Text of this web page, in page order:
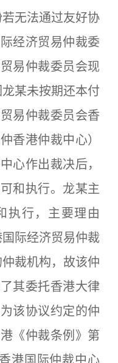
无法通过友好协
经济贸易仲裁委
易仲裁委员会现
某未按期还本付
易仲裁委员会香
香港仲裁中心）
心作出裁决后，
和执行。龙某主
执行，主要理由
际经济贸易仲裁
裁机构，故该仲
其委托香港大律
该协议约定的仲
《仲裁条例》第
港国际仲裁中心